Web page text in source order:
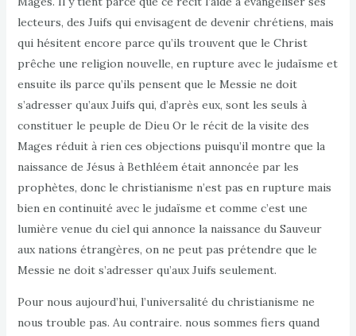
lecteurs, des Juifs qui envisagent de devenir chrétiens, mais
qui hésitent encore parce qu’ils trouvent que le Christ
prêche une religion nouvelle, en rupture avec le judaïsme et
ensuite ils parce qu’ils pensent que le Messie ne doit
s’adresser qu’aux Juifs qui, d’après eux, sont les seuls à
constituer le peuple de Dieu Or le récit de la visite des
Mages réduit à rien ces objections puisqu’il montre que la
naissance de Jésus à Bethléem était annoncée par les
prophètes, donc le christianisme n’est pas en rupture mais
bien en continuité avec le judaïsme et comme c’est une
lumière venue du ciel qui annonce la naissance du Sauveur
aux nations étrangères, on ne peut pas prétendre que le
Messie ne doit s’adresser qu’aux Juifs seulement.
Pour nous aujourd’hui, l’universalité du christianisme ne
nous trouble pas. Au contraire. nous sommes fiers quand